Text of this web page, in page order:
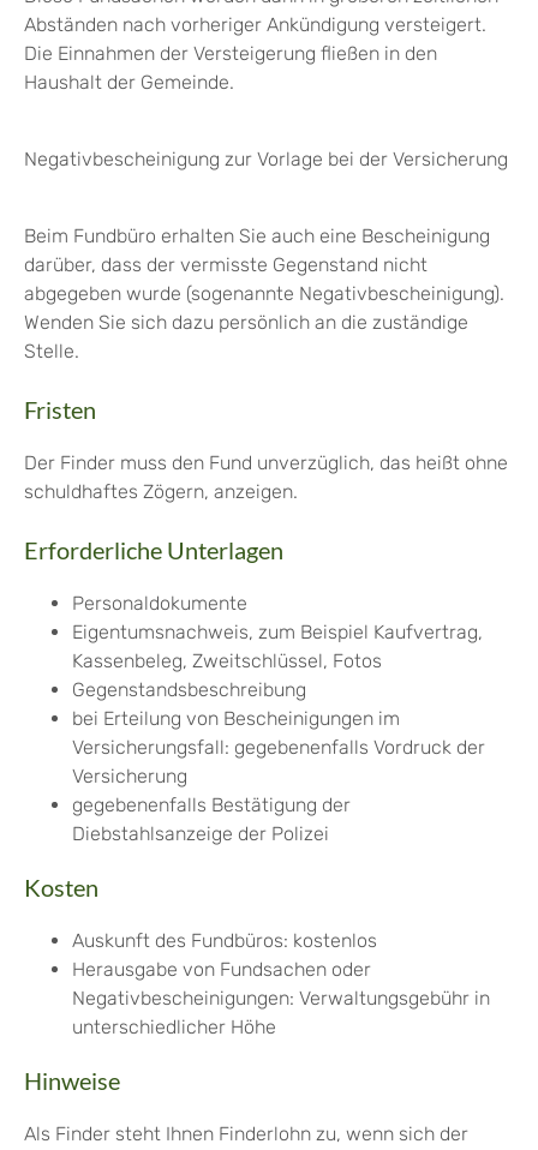
Abständen nach vorheriger Ankündigung versteigert.
Die Einnahmen der Versteigerung fließen in den
Haushalt der Gemeinde.
Negativbescheinigung zur Vorlage bei der Versicherung
Beim Fundbüro erhalten Sie auch eine Bescheinigung
darüber, dass der vermisste Gegenstand nicht
abgegeben wurde (sogenannte Negativbescheinigung).
Wenden Sie sich dazu persönlich an die zuständige
Stelle.
Fristen
Der Finder muss den Fund unverzüglich, das heißt ohne
schuldhaftes Zögern, anzeigen.
Erforderliche Unterlagen
Personaldokumente
Eigentumsnachweis, zum Beispiel Kaufvertrag,
Kassenbeleg, Zweitschlüssel, Fotos
Gegenstandsbeschreibung
bei Erteilung von Bescheinigungen im
Versicherungsfall: gegebenenfalls Vordruck der
Versicherung
gegebenenfalls Bestätigung der
Diebstahlsanzeige der Polizei
Kosten
Auskunft des Fundbüros: kostenlos
Herausgabe von Fundsachen oder
Negativbescheinigungen: Verwaltungsgebühr in
unterschiedlicher Höhe
Hinweise
Als Finder steht Ihnen Finderlohn zu, wenn sich der